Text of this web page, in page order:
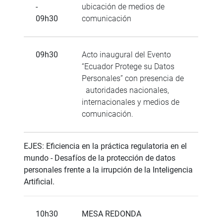
-
09h30
ubicación de medios de
comunicación
09h30
Acto inaugural del Evento
“Ecuador Protege su Datos
Personales” con presencia de
autoridades nacionales,
internacionales y medios de
comunicación.
EJES: Eficiencia en la práctica regulatoria en el
mundo - Desafíos de la protección de datos
personales frente a la irrupción de la Inteligencia
Artificial.
10h30
MESA REDONDA